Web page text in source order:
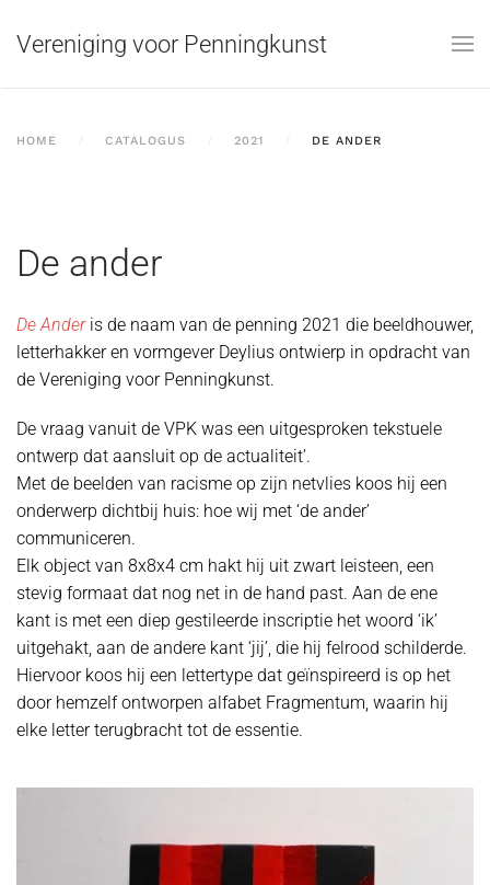
Skip to main content
Vereniging voor Penningkunst
HOME CATALOGUS 2021 DE ANDER
De ander
De Anderis de naam van de penning 2021 die beeldhouwer,
letterhakker en vormgever Deylius ontwierp in opdracht van
de Vereniging voor Penningkunst.
De vraag vanuit de VPK was een uitgesproken tekstuele
ontwerp dat aansluit op de actualiteit’.
Met de beelden van racisme op zijn netvlies koos hij een
onderwerp dichtbij huis: hoe wij met ‘de ander’
communiceren.
Elk object van 8x8x4 cm hakt hij uit zwart leisteen, een
stevig formaat dat nog net in de hand past. Aan de ene
kant is met een diep gestileerde inscriptie het woord ‘ik’
uitgehakt, aan de andere kant ‘jij’, die hij felrood schilderde.
Hiervoor koos hij een lettertype dat geïnspireerd is op het
door hemzelf ontworpen alfabet Fragmentum, waarin hij
elke letter terugbracht tot de essentie.